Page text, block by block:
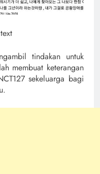
tindakan untuk
membuat keterangan
sekeluarga bagi